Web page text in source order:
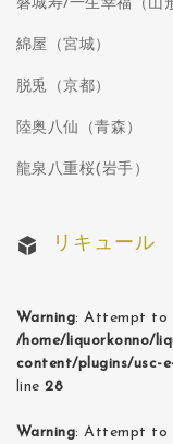
磐城寿/一生幸福（山
綿屋（宮城）
脱兎（京都）
陸奥八仙（青森）
龍泉八重桜(岩手）
リキュール
Warning: Attempt to
/home/liquorkonno/
content/plugins/usc-
line28
Warning: Attempt to